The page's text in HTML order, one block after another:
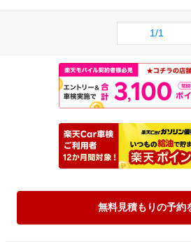
1/1
無料見積もりの予約